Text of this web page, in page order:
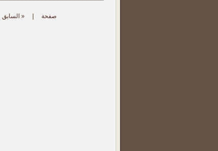
صفحة « السابق